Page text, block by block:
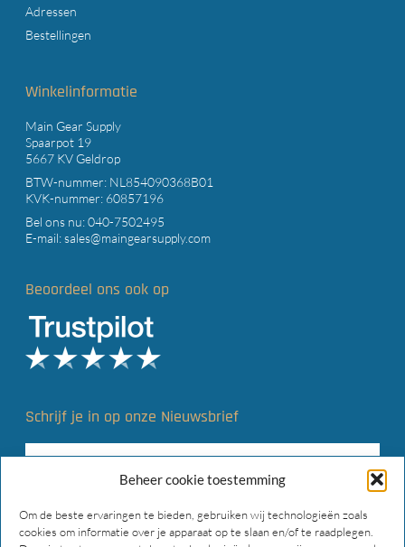
Beheer cookie toestemming
Om de beste ervaringen te bieden, gebruiken wij technologieën zoals
cookies om informatie over je apparaat op te slaan en/of te raadplegen.
Adressen
Bestellingen
Winkelinformatie
Main Gear Supply
Spaarpot 19
5667 KV Geldrop
BTW-nummer: NL854090368B01
KVK-nummer: 60857196
Bel ons nu:040-7502495
E-mail:sales@maingearsupply.com
Beoordeel ons ook op
Schrijf je in op onze Nieuwsbrief